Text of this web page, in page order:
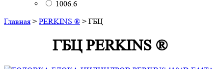
1006.6
Главная > PERKINS ® > ГБЦ
ГБЦ PERKINS ®